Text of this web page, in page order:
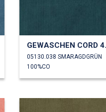
05130.038 SMARAGDGRÜN
100%CO